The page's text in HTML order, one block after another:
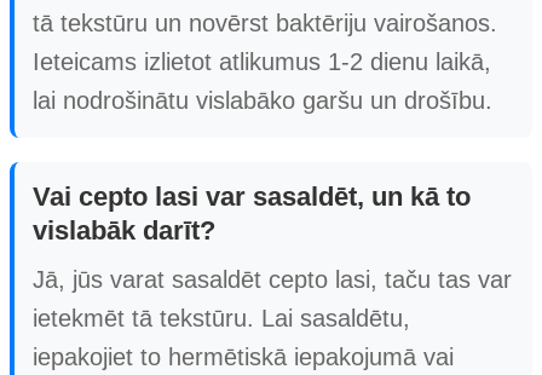
tā tekstūru un novērst baktēriju vairošanos.
Ieteicams izlietot atlikumus 1-2 dienu laikā,
lai nodrošinātu vislabāko garšu un drošību.
Vai cepto lasi var sasaldēt, un kā to
vislabāk darīt?
Jā, jūs varat sasaldēt cepto lasi, taču tas var
ietekmēt tā tekstūru. Lai sasaldētu,
iepakojiet to hermētiskā iepakojumā vai